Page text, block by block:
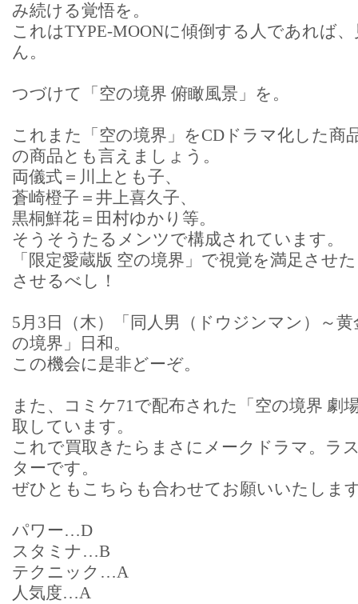
み続ける覚悟を。
これはTYPE-MOONに傾倒する人であれば
ん。
つづけて「空の境界 俯瞰風景」を。
これまた「空の境界」をCDドラマ化した商
の商品とも言えましょう。
両儀式＝川上とも子、
蒼崎橙子＝井上喜久子、
黒桐鮮花＝田村ゆかり等。
そうそうたるメンツで構成されています。
「限定愛蔵版 空の境界」で視覚を満足させ
させるべし！
5月3日（木）「同人男（ドウジンマン）～
の境界」日和。
この機会に是非どーぞ。
また、コミケ71で配布された「空の境界 劇
取しています。
これで買取きたらまさにメークドラマ。ラ
ターです。
ぜひともこちらも合わせてお願いいたしま
パワー…D
スタミナ…B
テクニック…A
人気度…A